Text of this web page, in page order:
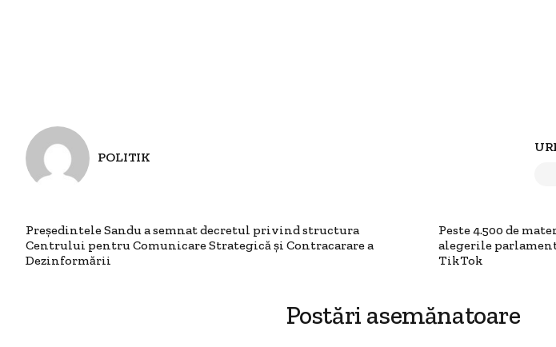
POLITIK
Președintele Sandu a semnat decretul privind structura
Centrului pentru Comunicare Strategică și Contracarare a
Dezinformării
Peste 4.500 de
alegerile
TikTok
Postări asemănatoare